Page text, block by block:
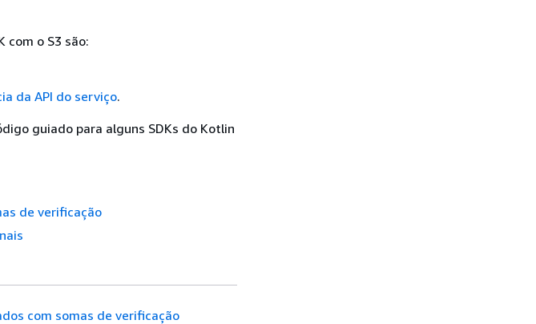
com o S3 são:
da API do serviço.
guiado para alguns SDKs do Kotlin
de verificação
com somas de verificação